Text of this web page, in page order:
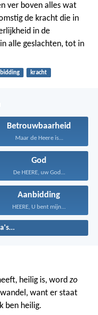
ver boven alles wat
de kracht die in
in de
alle geslachten, tot in
kracht
Betrouwbaarheid
Maar de Heere is...
God
De HEERE, uw God...
Aanbidding
HEERE, U bent mijn...
heilig is, word zo
want er staat
ben heilig.